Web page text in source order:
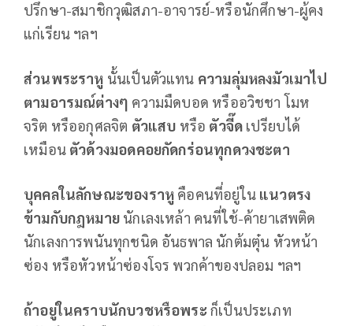
ปรึกษา-สมาชิกวุฒิสภา-อาจารย์-หรือนักศึกษา-ผู้คง
แก่เรียน ฯลฯ
ส่วนพระราหู นั้นเป็นตัวแทน ความลุ่มหลงมัวเมาไป
ตามอารมณ์ต่างๆ ความมืดบอด หรืออวิชชา โมห
จริต หรืออกุศลจิต ตัวแสบ หรือ ตัวจี๊ด เปรียบได้
เหมือน ตัวด้วงมอดคอยกัดกร่อนทุกดวงชะตา
บุคคลในลักษณะของราหู คือคนที่อยู่ใน แนวตรง
ข้ามกับกฎหมายนักเลงเหล้า คนที่ใช้-ค้ายาเสพติด
นักเลงการพนันทุกชนิด อันธพาล นักต้มตุ๋น หัวหน้า
ซ่อง หรือหัวหน้าซ่องโจร พวกค้าของปลอม ฯลฯ
ถ้าอยู่ในคราบนักบวชหรือพระก็เป็นประเภท